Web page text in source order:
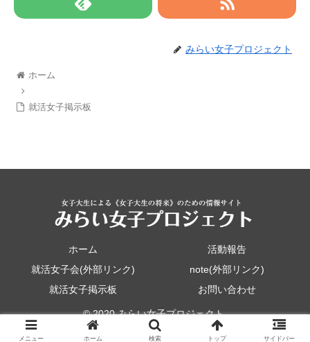
みらい女子プロジェクト
ホーム
就活女子掲示板
ホーム
活動報告
就活女子会(外部リンク)
note(外部リンク)
就活女子掲示板
お問い合わせ
© 2020 みらい女子プロジェクト.
メニュー ホーム 検索 トップ サイドバー